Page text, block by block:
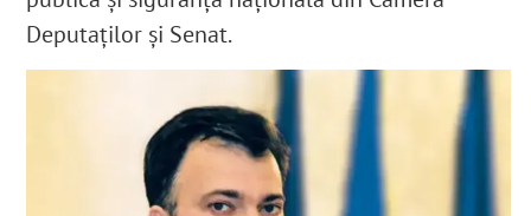
Deputaților și Senat.